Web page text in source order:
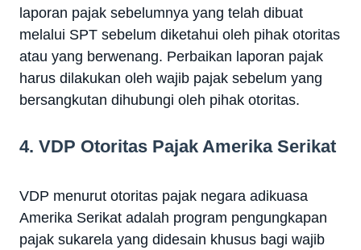
laporan pajak sebelumnya yang telah dibuat
melalui SPT sebelum diketahui oleh pihak otoritas
atau yang berwenang. Perbaikan laporan pajak
harus dilakukan oleh wajib pajak sebelum yang
bersangkutan dihubungi oleh pihak otoritas.
4. VDP Otoritas Pajak Amerika Serikat
VDP menurut otoritas pajak negara adikuasa
Amerika Serikat adalah program pengungkapan
pajak sukarela yang didesain khusus bagi wajib